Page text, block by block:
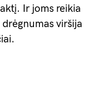
Ir joms reikia
viršija